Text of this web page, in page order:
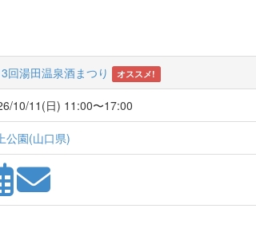
回湯田温泉酒まつり オススメ!
10/11(日) 11:00〜17:00
公園(山口県)